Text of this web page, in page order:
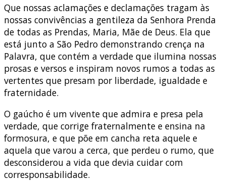
Que nossas aclamações e declamações tragam às
nossas convivências a gentileza da Senhora Prenda
de todas as Prendas, Maria, Mãe de Deus. Ela que
está junto a São Pedro demonstrando crença na
Palavra, que contém a verdade que ilumina nossas
prosas e versos e inspiram novos rumos a todas as
vertentes que presam por liberdade, igualdade e
fraternidade.
O gaúcho é um vivente que admira e presa pela
verdade, que corrige fraternalmente e ensina na
formosura, e que põe em cancha reta aquele e
aquela que varou a cerca, que perdeu o rumo, que
desconsiderou a vida que devia cuidar com
corresponsabilidade.